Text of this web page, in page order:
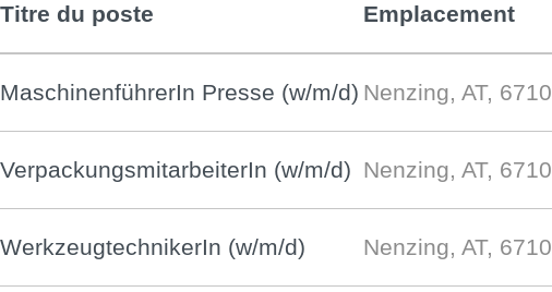
Titre du poste Emplacement
MaschinenführerIn Presse (w/m/d) Nenzing, AT, 6710
VerpackungsmitarbeiterIn (w/m/d) Nenzing, AT, 6710
WerkzeugtechnikerIn (w/m/d) Nenzing, AT, 6710